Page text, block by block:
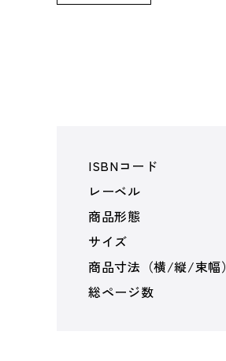
ISBNコード
レーベル
商品形態
サイズ
商品寸法（横/縦/束幅）
総ページ数